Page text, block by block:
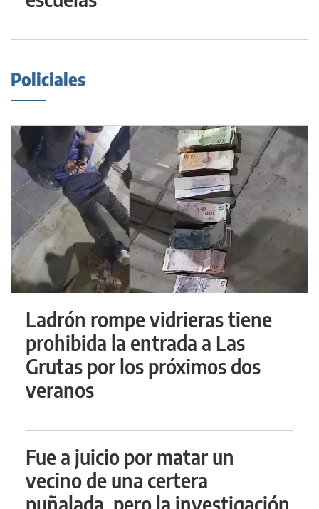
Policiales
Ladrón rompe vidrieras tiene
prohibida la entrada a Las
Grutas por los próximos dos
veranos
Fue a juicio por matar un
vecino de una certera
puñalada, pero la investigación